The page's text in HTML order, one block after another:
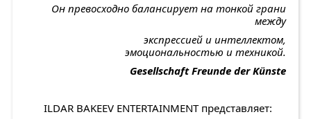
Он превосходно балансирует на тонкой грани
между
экспрессией и интеллектом,
эмоциональностью и техникой.
Gesellschaft Freunde der Künste
ILDAR BAKEEV ENTERTAINMENT представляет: